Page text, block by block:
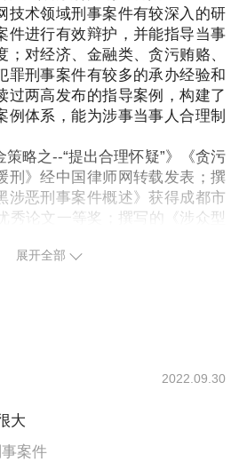
技术领域刑事案件有较深入的研
件进行有效辩护，并能指导当事
；对经济、金融类、贪污贿赂、
罪刑事案件有较多的承办经验和
过两高发布的指导案例，构建了
例体系，能为涉事当事人合理制
略之--“提出合理怀疑”》《贪污
刑》经中国律师网转载发表；撰
涉恶刑事案件概述》获得成都市
秀论文一等奖；撰写的《涉众型
展开全部
2022.09.30
大
案件